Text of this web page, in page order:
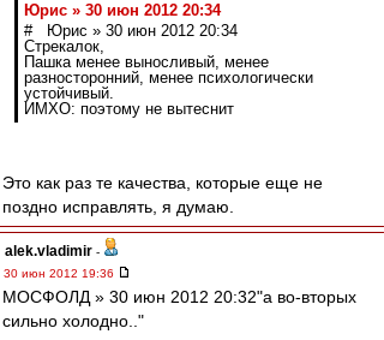
Юрис » 30 июн 2012 20:34
# Юрис » 30 июн 2012 20:34
Стрекалок,
Пашка менее выносливый, менее
разносторонний, менее психологически
устойчивый.
ИМХО: поэтому не вытеснит
Это как раз те качества, которые еще не
поздно исправлять, я думаю.
alek.vladimir -
30 июн 2012 19:36
МОСФОЛД » 30 июн 2012 20:32"а во-вторых
сильно холодно.."